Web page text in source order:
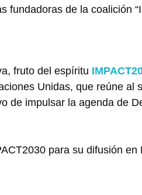
fundadoras de la coalición
fruto del espíritu
Unidas, que reúne al
de impulsar la agenda de
para su difusión en